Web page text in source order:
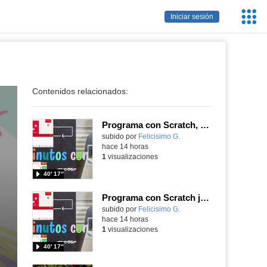
Iniciar sesión
Contenidos relacionados:
Programa con Scratch, 8 diferentes juegos para vivir la emoción de los partidos de España en el mundial 2026
Contenido educativo.
subido por Felicisimo G.
40′ 17″
hace 14 horas
1 visualizaciones
Programa con Scratch juegos con los partidos del mundial 2026 ganados por España
Contenido educativo.
subido por Felicisimo G.
40′ 17″
hace 14 horas
1 visualizaciones